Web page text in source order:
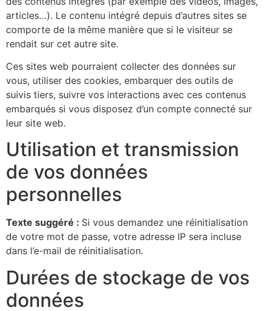
articles…). Le contenu intégré depuis d’autres sites se
comporte de la même manière que si le visiteur se
rendait sur cet autre site.
Ces sites web pourraient collecter des données sur
vous, utiliser des cookies, embarquer des outils de
suivis tiers, suivre vos interactions avec ces contenus
embarqués si vous disposez d’un compte connecté sur
leur site web.
Utilisation et transmission
de vos données
personnelles
Texte suggéré : Si vous demandez une réinitialisation
de votre mot de passe, votre adresse IP sera incluse
dans l’e-mail de réinitialisation.
Durées de stockage de vos
données